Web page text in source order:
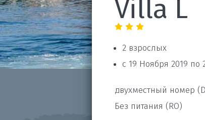
Villa L
2 взрослых
с 19 Ноября 2019 по
двухместный номер
Без питания (RO)